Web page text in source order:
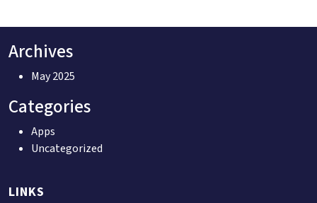
Archives
May 2025
Categories
Apps
Uncategorized
LINKS